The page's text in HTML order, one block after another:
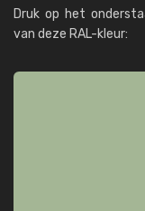
Druk op het
van deze RAL-kleur: